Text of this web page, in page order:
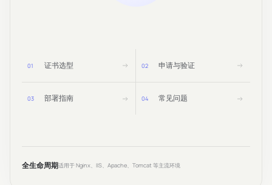
01 证书选型 02 申请与验证
03 部署指南 04 常见问题
全生命周期适用于 Nginx、IIS、Apache、Tomcat 等主流环境